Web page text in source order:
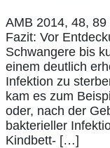
AMB 2014, 48,
Fazit: Vor
Schwangere bis
einem deutlich
Infektion zu
kam es zum
oder, nach der
bakterieller
Kindbett- […]